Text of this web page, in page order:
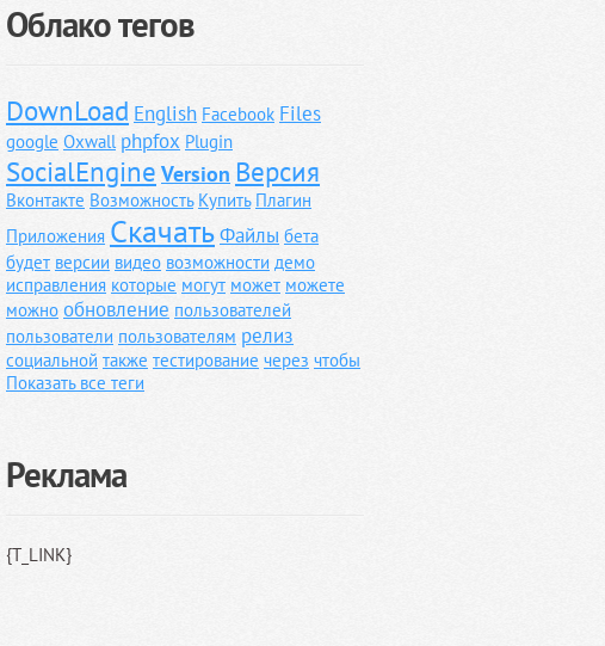
Облако тегов
DownLoad English Facebook Files
google Oxwall phpfox Plugin
SocialEngine Version Версия
Вконтакте Возможность Купить Плагин
Приложения СкачатьФайлы бета
будет версии видео возможности демо
исправления которые могут может можете
можно обновление пользователей
пользователи пользователям релиз
социальной также тестирование через чтобы
Показать все теги
Реклама
{T_LINK}